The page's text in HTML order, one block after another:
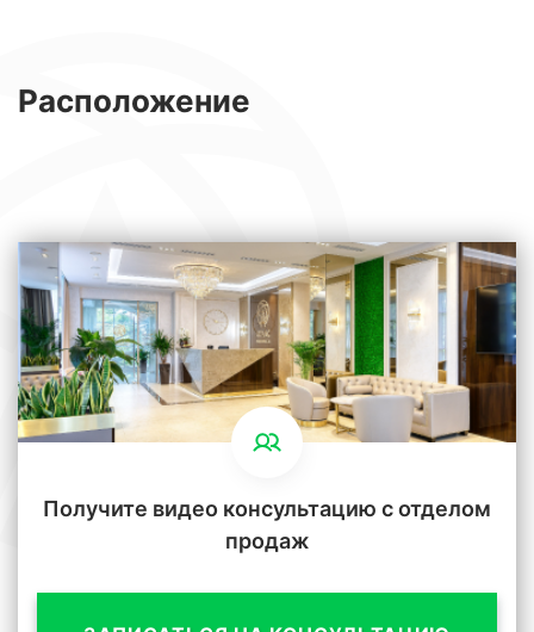
Расположение
Получите видео консультацию с отделом
продаж